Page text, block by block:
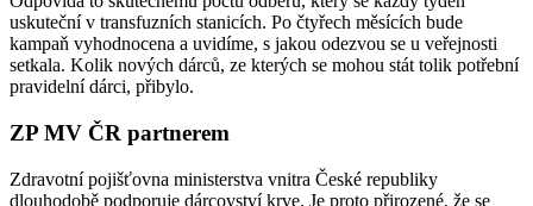
uskuteční v transfuzních stanicích. Po čtyřech měsících bude
kampaň vyhodnocena a uvidíme, s jakou odezvou se u veřejnosti
setkala. Kolik nových dárců, ze kterých se mohou stát tolik potřební
pravidelní dárci, přibylo.
ZP MV ČR partnerem
Zdravotní pojišťovna ministerstva vnitra České republiky
dlouhodobě podporuje dárcovství krve. Je proto přirozené, že se